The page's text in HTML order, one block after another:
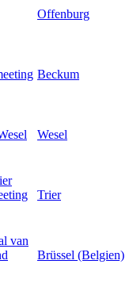
Offenburg
Beckum
Wesel
Trier
van
Brüssel (Belgien)